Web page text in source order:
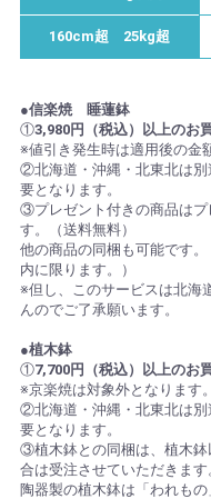
160cm超 25kg超
●信楽焼 睡蓮鉢
①3,980円（税込）以上のお
※値引き発生時は適用後の金
②北海道・沖縄・北東北は別
要となります。
③プレゼント付きの商品はプ
す。（送料無料）
他の商品の同梱も可能です
内に限ります。）
※但し、このサービスは北海
んのでご了承願います。
●植木鉢
①7,700円（税込）以上のお
※京楽焼は対象外となります。
②北海道・沖縄・北東北は別
要となります。
③植木鉢との同梱は、植木鉢
合は受注させていただきます
陶器製の植木鉢は「われも